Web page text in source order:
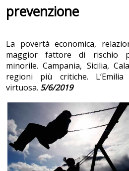
prevenzione
La povertà economica,
maggior fattore di rischio
minorile. Campania, Sicilia,
regioni più critiche.
virtuosa. 5/6/2019